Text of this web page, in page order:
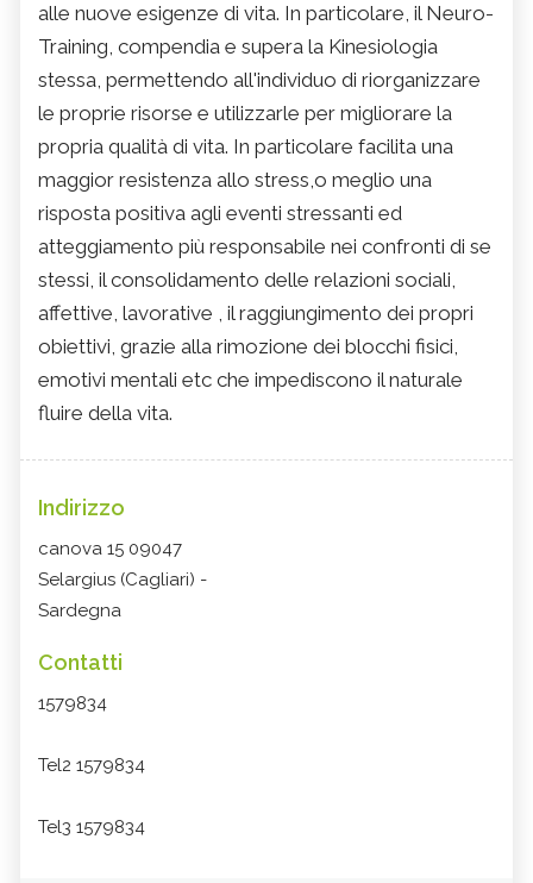
alle nuove esigenze di vita. In particolare, il Neuro-
Training, compendia e supera la Kinesiologia
stessa, permettendo all'individuo di riorganizzare
le proprie risorse e utilizzarle per migliorare la
propria qualità di vita. In particolare facilita una
maggior resistenza allo stress,o meglio una
risposta positiva agli eventi stressanti ed
atteggiamento più responsabile nei confronti di se
stessi, il consolidamento delle relazioni sociali,
affettive, lavorative , il raggiungimento dei propri
obiettivi, grazie alla rimozione dei blocchi fisici,
emotivi mentali etc che impediscono il naturale
fluire della vita.
Indirizzo
canova 15 09047
Selargius (Cagliari) -
Sardegna
Contatti
1579834
Tel2 1579834
Tel3 1579834